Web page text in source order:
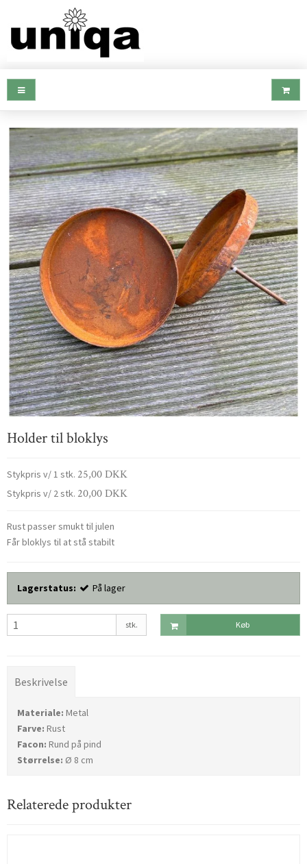
Holder til bloklys
Stykpris v/ 1 stk. 25,00 DKK
Stykpris v/ 2 stk. 20,00 DKK
Rust passer smukt til julen
Får bloklys til at stå stabilt
Lagerstatus: På lager
stk. Køb
Beskrivelse
Materiale: Metal
Farve: Rust
Facon: Rund på pind
Størrelse: Ø 8 cm
Relaterede produkter